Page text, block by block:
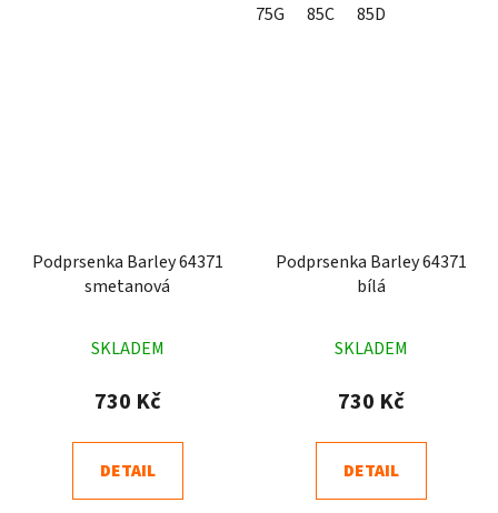
75G 85C 85D
Podprsenka Barley 64371
smetanová
hodnocení
produktu
4,6
z
SKLADEM
730 Kč
DETAIL
Podprsenka Barley 64371
bílá
hodnocení
produktu
5,0
z
SKLADEM
730 Kč
DETAIL